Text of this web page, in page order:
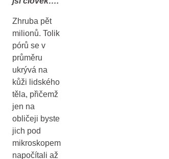
Zhruba pět
milionů. Tolik
pórů se v
průměru
ukrývá na
kůži lidského
těla, přičemž
jen na
obličeji byste
jich pod
mikroskopem
napočítali až